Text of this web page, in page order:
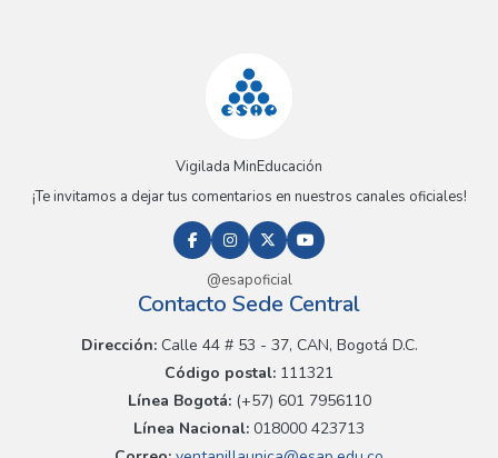
Vigilada MinEducación
¡Te invitamos a dejar tus comentarios en nuestros canales oficiales!
@esapoficial
Contacto Sede Central
Dirección:Calle 44 # 53 - 37, CAN, Bogotá D.C.
Código postal: 111321
Línea Bogotá:(+57) 601 7956110
Línea Nacional: 018000 423713